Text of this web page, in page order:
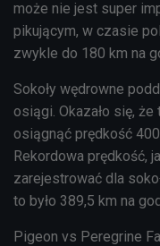
może nie jest super
pikującym, w czasie
zwykle do 180 km na
Sokoły wędrowne
osiągi. Okazało się,
osiągnąć prędkość
Rekordowa prędkość,
zarejestrować dla
to było 389,5 km na
Pigeon vs Peregrine